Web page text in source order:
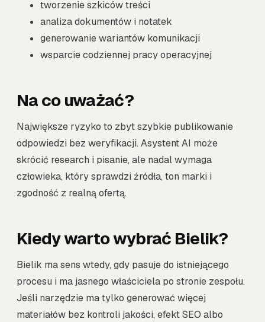
tworzenie szkiców treści
analiza dokumentów i notatek
generowanie wariantów komunikacji
wsparcie codziennej pracy operacyjnej
Na co uważać?
Największe ryzyko to zbyt szybkie publikowanie
odpowiedzi bez weryfikacji. Asystent AI może
skrócić research i pisanie, ale nadal wymaga
człowieka, który sprawdzi źródła, ton marki i
zgodność z realną ofertą.
Kiedy warto wybrać Bielik?
Bielik ma sens wtedy, gdy pasuje do istniejącego
procesu i ma jasnego właściciela po stronie zespołu.
Jeśli narzędzie ma tylko generować więcej
materiałów bez kontroli jakości, efekt SEO albo